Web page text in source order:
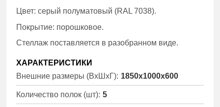
Цвет: серый полуматовый (RAL 7038).
Покрытие: порошковое.
Стеллаж поставляется в разобранном виде.
ХАРАКТЕРИСТИКИ
Внешние размеры (ВхШхГ): 1850x1000x600
Количество полок (шт): 5